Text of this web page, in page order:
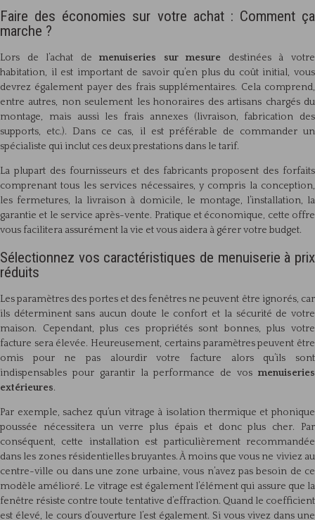
Faire des économies sur votre achat : Comment ça
marche ?
Lors de l’achat demenuiseries sur mesure destinées à votre
habitation, il est important de savoir qu’en plus du coût initial, vous
devrez également payer des frais supplémentaires. Cela comprend,
entre autres, non seulement les honoraires des artisans chargés du
montage, mais aussi les frais annexes (livraison, fabrication des
supports, etc.). Dans ce cas, il est préférable de commander un
spécialiste qui inclut ces deux prestations dans le tarif.
La plupart des fournisseurs et des fabricants proposent des forfaits
comprenant tous les services nécessaires, y compris la conception,
les fermetures, la livraison à domicile, le montage, l’installation, la
garantie et le service après-vente. Pratique et économique, cette offre
vous facilitera assurément la vie et vous aidera à gérer votre budget.
Sélectionnez vos caractéristiques de menuiserie à prix
réduits
Les paramètres des portes et des fenêtres ne peuvent être ignorés, car
ils déterminent sans aucun doute le confort et la sécurité de votre
maison. Cependant, plus ces propriétés sont bonnes, plus votre
facture sera élevée. Heureusement, certains paramètres peuvent être
omis pour ne pas alourdir votre facture alors qu’ils sont
indispensables pour garantir la performance de vos menuiseries
extérieures.
Par exemple, sachez qu’un vitrage à isolation thermique et phonique
poussée nécessitera un verre plus épais et donc plus cher. Par
conséquent, cette installation est particulièrement recommandée
dans les zones résidentielles bruyantes. À moins que vous ne viviez au
centre-ville ou dans une zone urbaine, vous n’avez pas besoin de ce
modèle amélioré. Le vitrage est également l’élément qui assure que la
fenêtre résiste contre toute tentative d’effraction. Quand le coefficient
est élevé, le cours d’ouverture l’est également. Si vous vivez dans une